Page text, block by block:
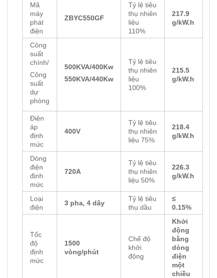
Mã
máy
phát
điện
ZBYC550GF
Tỷ lệ tiêu
thụ nhiên
liệu
110%
217.9
g/kW.h
Công
suất
chính/
Công
suất
dự
phòng
500KVA/400Kw
550KVA/440Kw
Tỷ lệ tiêu
thụ nhiên
liệu
100%
215.5
g/kW.h
Điện
áp
định
mức
400V
Tỷ lệ tiêu
thụ nhiên
liệu 75%
218.4
g/kW.h
Dòng
điện
định
mức
720A
Tỷ lệ tiêu
thụ nhiên
liệu 50%
226.3
g/kW.h
Loại
điện
3 pha, 4 dây
Tỷ lệ tiêu
thụ dầu
≤
0.15%
Tốc
độ
định
mức
1500
vòng/phút
Chế độ
khởi
động
Khởi
động
bằng
dòng
điện
một
chiều